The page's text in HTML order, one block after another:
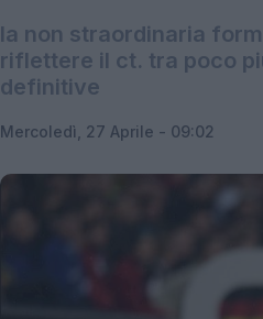
la non straordinaria
riflettere il ct. tra poco
definitive
Mercoledì, 27 Aprile - 09:02